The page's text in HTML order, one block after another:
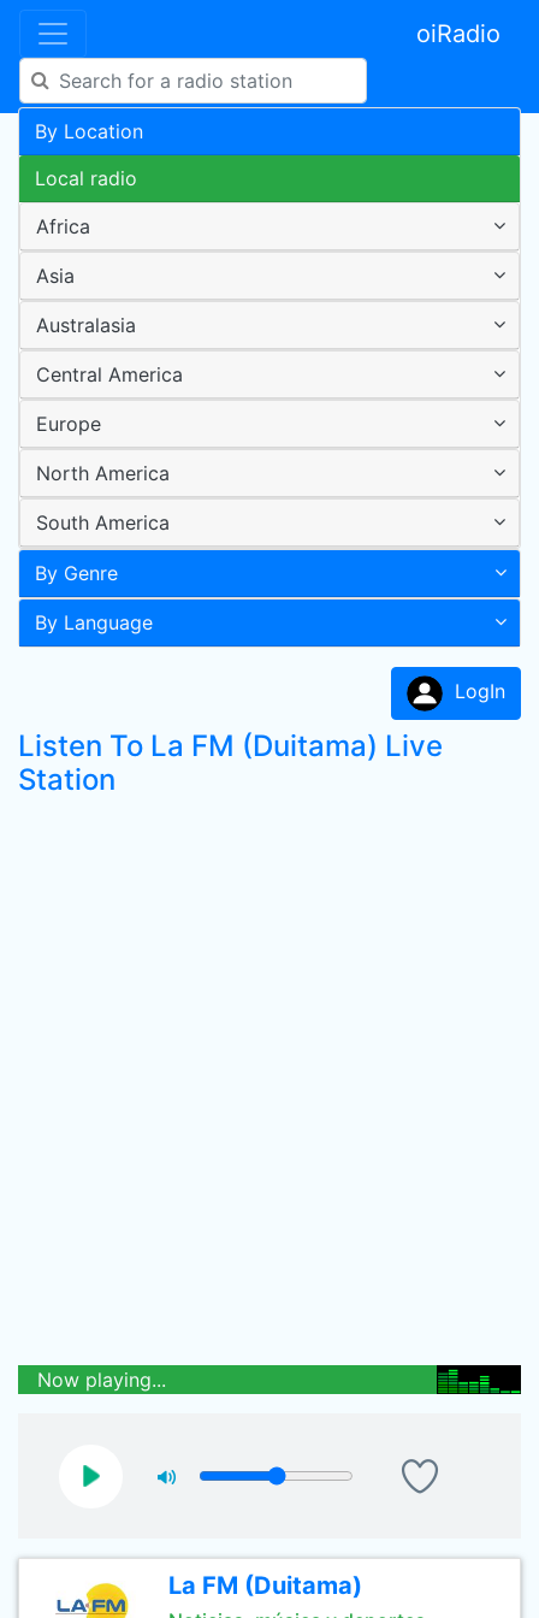
oiRadio
By Location
Local radio
Africa
Asia
Australasia
Central America
Europe
North America
South America
By Genre
By Language
LogIn
Listen To La FM (Duitama) Live
Station
Now playing...
La FM (Duitama)